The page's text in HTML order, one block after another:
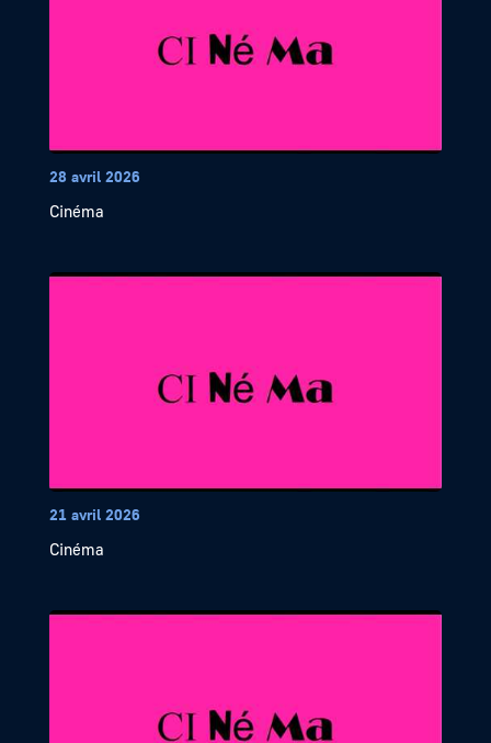
28 avril 2026
Cinéma
21 avril 2026
Cinéma